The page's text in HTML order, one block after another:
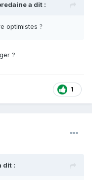
a dit :
optimistes ?
?
1
dit :